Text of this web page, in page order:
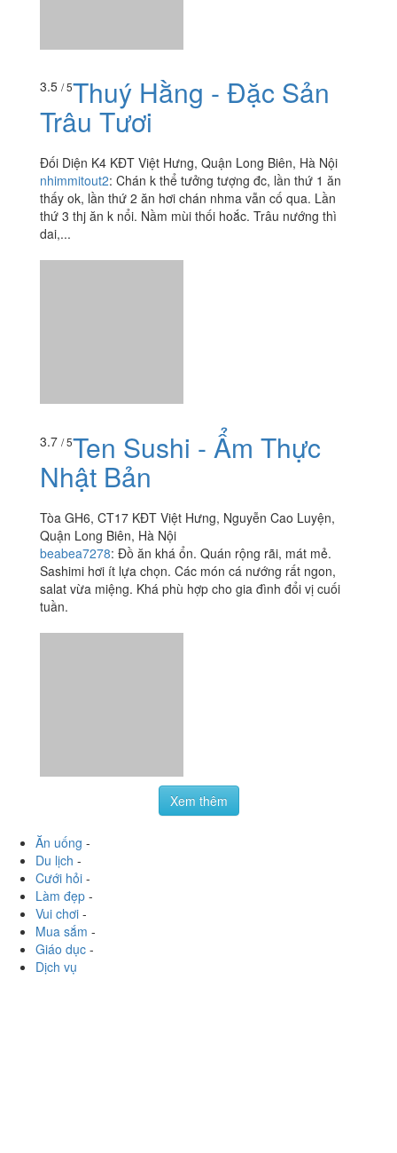
3.5 / 5Thuý Hằng - Đặc Sản
Trâu Tươi
Đối Diện K4 KĐT Việt Hưng, Quận Long Biên, Hà Nội
nhimmitout2: Chán k thể tưởng tượng đc, lần thứ 1 ăn
thấy ok, lần thứ 2 ăn hơi chán nhma vẫn cố qua. Lần
thứ 3 thj ăn k nổi. Nầm mùi thối hoắc. Trâu nướng thì
dai,...
3.7 / 5Ten Sushi - Ẩm Thực
Nhật Bản
Tòa GH6, CT17 KĐT Việt Hưng, Nguyễn Cao Luyện,
Quận Long Biên, Hà Nội
beabea7278: Đồ ăn khá ổn. Quán rộng rãi, mát mẻ.
Sashimi hơi ít lựa chọn. Các món cá nướng rất ngon,
salat vừa miệng. Khá phù hợp cho gia đình đổi vị cuối
tuần.
Xem thêm
Ăn uống -
Du lịch -
Cưới hỏi -
Làm đẹp -
Vui chơi -
Mua sắm -
Giáo dục -
Dịch vụ